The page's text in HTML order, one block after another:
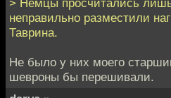
неправильно разместили
Таврина.
Не было у них моего
шевроны бы перешивали.